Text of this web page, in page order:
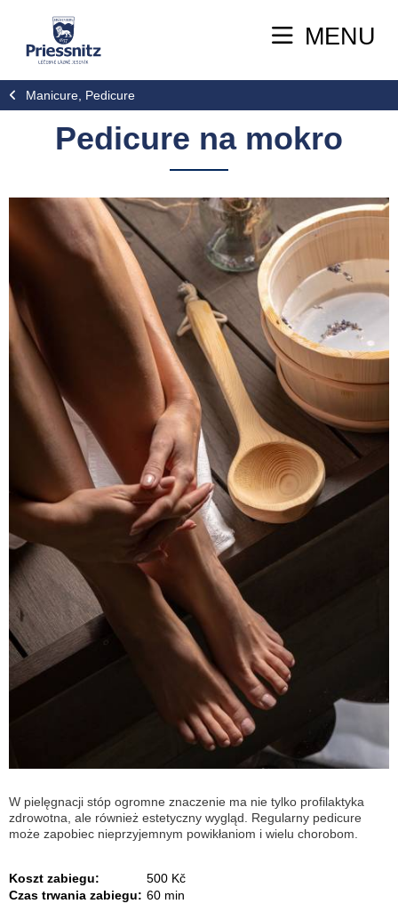
MENU
Manicure, Pedicure
Pedicure na mokro
W pielęgnacji stóp ogromne znaczenie ma nie tylko profilaktyka
zdrowotna, ale również estetyczny wygląd. Regularny pedicure
może zapobiec nieprzyjemnym powikłaniom i wielu chorobom.
Koszt zabiegu:
500 Kč
Czas trwania zabiegu: 60 min